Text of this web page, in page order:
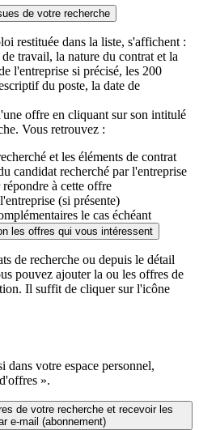
de votre recherche
restituée dans la liste, s'affichent :
travail, la nature du contrat et la
l'entreprise si précisé, les 200
du poste, la date de
offre en cliquant sur son intitulé
Vous retrouvez :
et les éléments de contrat
candidat recherché par l'entreprise
à cette offre
(si présente)
le cas échéant
les offres qui vous intéressent
de recherche ou depuis le détail
pouvez ajouter la ou les offres de
Il suffit de cliquer sur l'icône
dans votre espace personnel,
».
de votre recherche et recevoir les
e-mail (abonnement)